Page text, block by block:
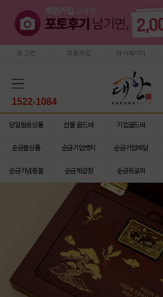
로그인 회원가입 마이페이지
1522-1084
당일발송상품 선물 골드바 기업골드바
순금돌상품 순금기업뱃지 순금기업메달
순금기념동물 순금계급장 순금트로피